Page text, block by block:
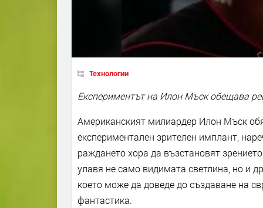
Технологии
Експериментът на Илон Мъск обещава
Американският милиардер Илон Мъск
експериментален зрителен имплант,
раждането хора да възстановят
улавя не само видимата светлина, но и
което може да доведе до създаване на
фантастика.